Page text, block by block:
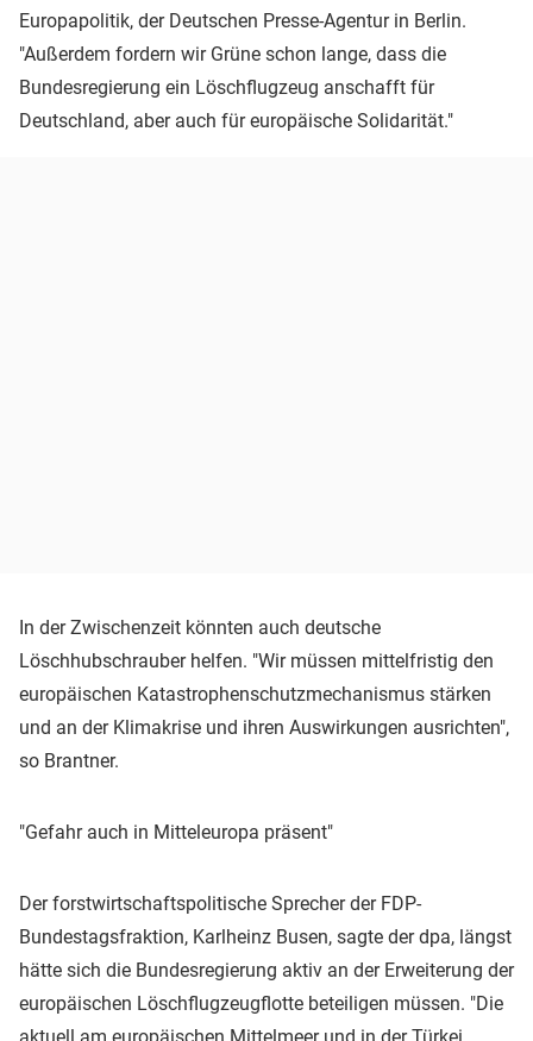
Europapolitik, der Deutschen Presse-Agentur in Berlin.
"Außerdem fordern wir Grüne schon lange, dass die
Bundesregierung ein Löschflugzeug anschafft für
Deutschland, aber auch für europäische Solidarität."
In der Zwischenzeit könnten auch deutsche
Löschhubschrauber helfen. "Wir müssen mittelfristig den
europäischen Katastrophenschutzmechanismus stärken
und an der Klimakrise und ihren Auswirkungen ausrichten",
so Brantner.
"Gefahr auch in Mitteleuropa präsent"
Der forstwirtschaftspolitische Sprecher der FDP-
Bundestagsfraktion, Karlheinz Busen, sagte der dpa, längst
hätte sich die Bundesregierung aktiv an der Erweiterung der
europäischen Löschflugzeugflotte beteiligen müssen. "Die